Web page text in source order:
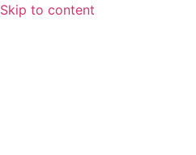
Skip to content